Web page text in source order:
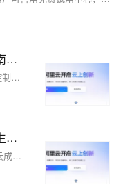
2026年阿里云代金券领取及使用指南：个人和企业用户都能用
对于计划上云的用户，利用阿里云代金券是控制成本的有效方式。代金券作为虚拟券，可直接抵扣云产品费用，且通用性强。用户可通过控制台查看代金券详情，包括面值、余额及有效期等。阿里云为学生和企业用户提供多种优惠券，领取途径多样。使用代金券时，需注意每笔订单限用一张，系统按特定顺序抵扣，且余额在有效期内可继续使用。此外，用户还可关注阿里云云服务器相关活动，以获取更多优惠，最大化利用权益，降低上云成本。
2026阿里云优惠券领取和使用：学生无门槛、个人满减券、企业补贴券等
2026年阿里云推出多种优惠券以降低用户上云成本，包括学生无门槛券、满减券及企业补贴券。优惠券适用于大部分云产品，部分实物及云市场三方商品除外。用户可通过阿里云权益中心等页面领取。